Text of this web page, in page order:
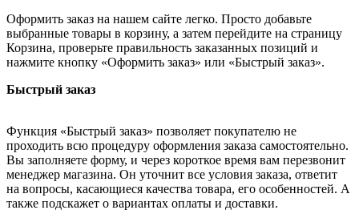
Оформить заказ на нашем сайте легко. Просто добавьте
выбранные товары в корзину, а затем перейдите на страницу
Корзина, проверьте правильность заказанных позиций и
нажмите кнопку «Оформить заказ» или «Быстрый заказ».
Быстрый заказ
Функция «Быстрый заказ» позволяет покупателю не
проходить всю процедуру оформления заказа самостоятельно.
Вы заполняете форму, и через короткое время вам перезвонит
менеджер магазина. Он уточнит все условия заказа, ответит
на вопросы, касающиеся качества товара, его особенностей. А
также подскажет о вариантах оплаты и доставки.